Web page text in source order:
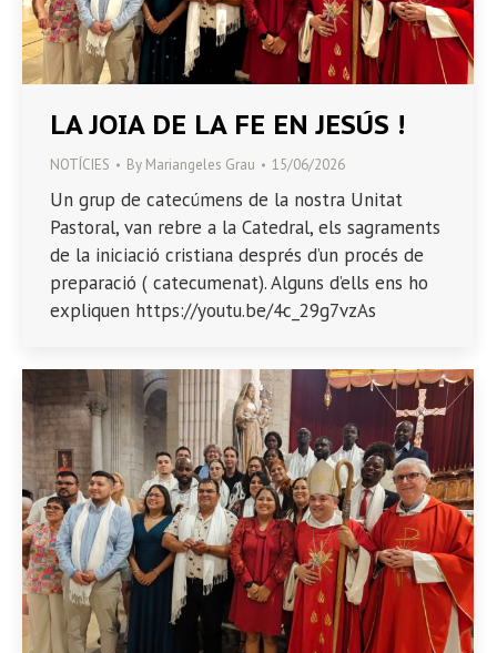
LA JOIA DE LA FE EN JESÚS !
NOTÍCIES By Mariangeles Grau 15/06/2026
Un grup de catecúmens de la nostra Unitat
Pastoral, van rebre a la Catedral, els sagraments
de la iniciació cristiana després d’un procés de
preparació ( catecumenat). Alguns d’ells ens ho
expliquen https://youtu.be/4c_29g7vzAs